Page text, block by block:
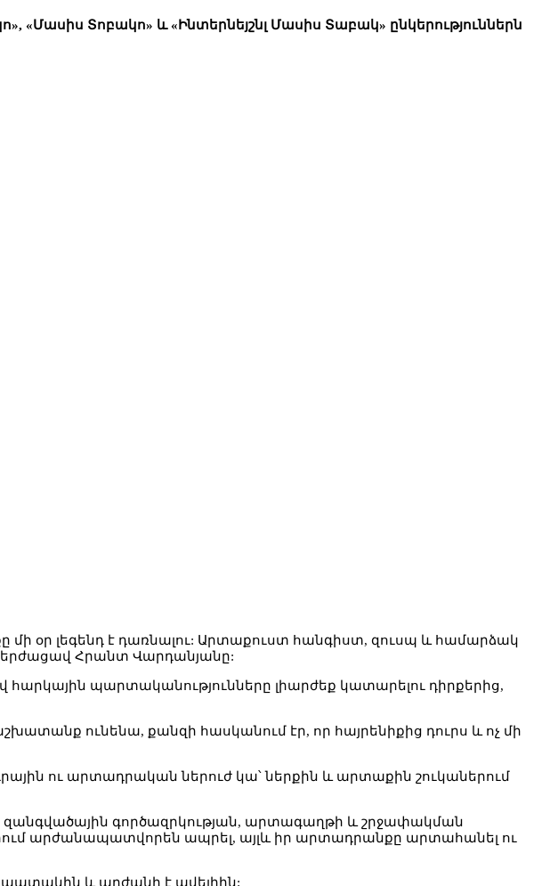
Տոբակո» և «Ինտերնեյշնլ Մասիս Տաբակ» ընկերություններն
մի օր լեգենդ է դառնալու: Արտաքուստ հանգիստ, զուսպ և համարձակ
Հրանտ Վարդանյանը:
պարտականությունները լիարժեք կատարելու դիրքերից,
ունենա, քանզի հասկանում էր, որ հայրենիքից դուրս և ոչ մի
ու արտադրական ներուժ կա՝ ներքին և արտաքին շուկաներում
զանգվածային գործազրկության, արտագաղթի և շրջափակման
արժանապատվորեն ապրել, այլև իր արտադրանքը արտահանել ու
և արժանի է ավելիին: